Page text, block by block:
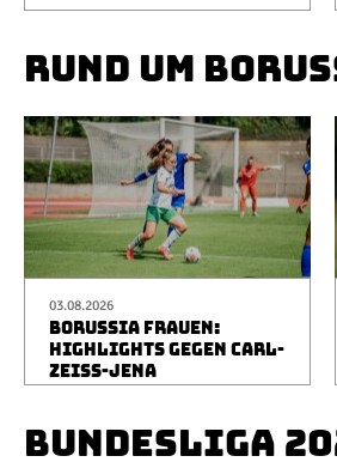
RUND UM
03.08.2026
BORUSSIA FRAUEN:
HIGHLIGHTS GEGEN CARL-
ZEISS-JENA
BUNDESLIGA